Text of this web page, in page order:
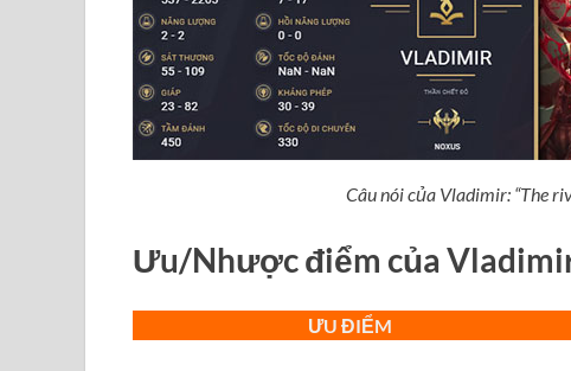
Câu nói của Vladimir: “The
Ưu/Nhược điểm của
ƯU ĐIỂM